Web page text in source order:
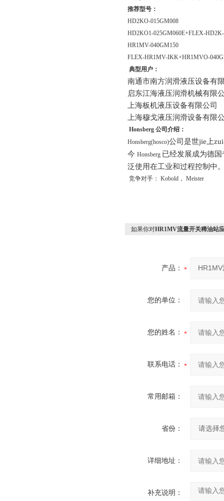
推荐型号：
HD2KO-015GM008
HD2KO1-025GM060E+FLEX-
HR1MV-040GM150
FLEX-HR1MV-IKK+HR1MVO-
典型用户：
南通市南方润滑液压设备有
启东江海液压润滑机械有限
上海板机液压设备有限公司
上海穆戈液压润滑设备有限
Honsberg 公司介绍：
Honsberg(hosco)公司是世jie上
今 Honsberg 已经发展成为德
泛使用在工业和过程控制中
竞争对手： Kobold ， Meister
如果你对HR1MV流量开关稀油站
产品：
您的单位：
您的姓名：
联系电话：
常用邮箱：
省份：
详细地址：
补充说明：